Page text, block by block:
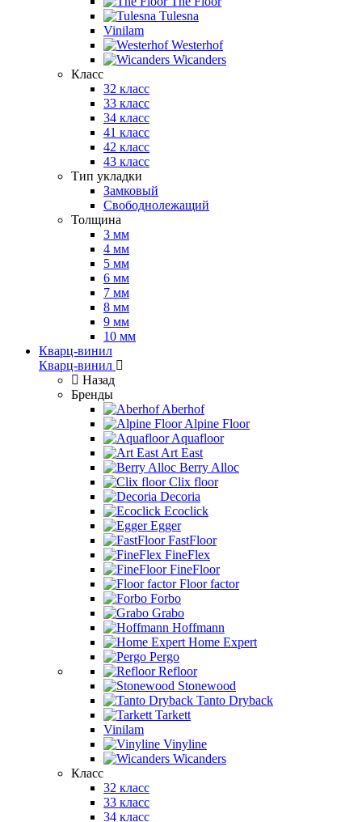
Tulesna
Vinilam
Westerhof
Wicanders
Класс
32 класс
33 класс
34 класс
41 класс
42 класс
43 класс
Тип укладки
Замковый
Свободнолежащий
Толщина
3 мм
4 мм
5 мм
6 мм
7 мм
8 мм
9 мм
10 мм
Кварц-винил
Кварц-винил
Назад
Бренды
Aberhof
Alpine Floor
Aquafloor
Art East
Berry Alloc
Clix floor
Decoria
Ecoclick
Egger
FastFloor
FineFlex
FineFloor
Floor factor
Forbo
Grabo
Hoffmann
Home Expert
Pergo
Refloor
Stonewood
Tanto Dryback
Tarkett
Vinilam
Vinyline
Wicanders
Класс
32 класс
33 класс
34 класс